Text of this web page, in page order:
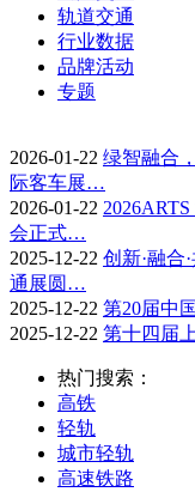
轨道交通
行业数据
品牌活动
专题
2026-01-22 绿智融合
际客车展…
2026-01-22
会正式…
2025-12-22 创新·融
通展圆…
2025-12-22 第20届中
2025-12-22 第十四届
热门搜索：
高铁
轻轨
城市轻轨
高速铁路